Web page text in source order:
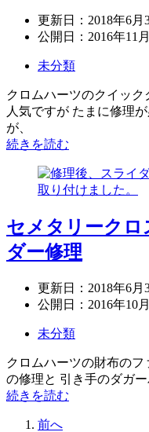
更新日： 2018年6月
公開日： 2016年11
未分類
クロムハーツのクイッ
人気ですが たまに修理
が、
続きを読む
セメタリークロ
ダー修理
更新日： 2018年6月
公開日： 2016年10
未分類
クロムハーツの財布の
の修理と 引き手のダガ
続きを読む
前へ